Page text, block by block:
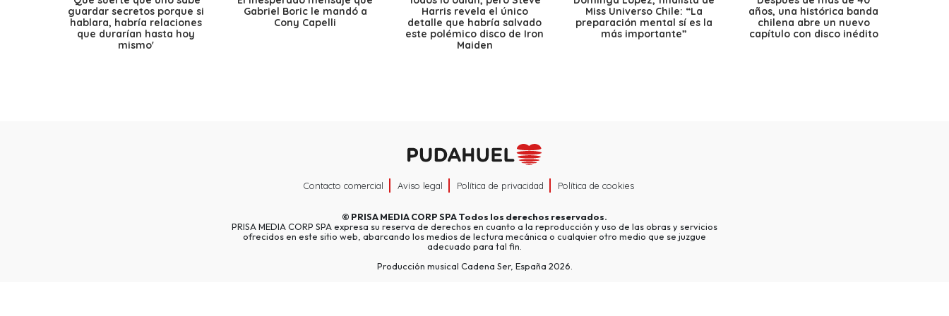
guardar secretos porque si
hablara, habría relaciones
que durarían hasta hoy
mismo'
Gabriel Boric le mandó a
Cony Capelli
Harris revela el único
detalle que habría salvado
este polémico disco de Iron
Maiden
Miss Universo Chile: “La
preparación mental sí es la
más importante”
años, una histórica banda
chilena abre un nuevo
capítulo con disco inédito
Contacto comercial Aviso legal Política de privacidad Política de cookies
© PRISA MEDIA CORP SPATodos los derechos reservados.
PRISA MEDIA CORP SPA expresa su reserva de derechos en cuanto a la reproducción y uso de las obras y servicios
ofrecidos en este sitio web, abarcando los medios de lectura mecánica o cualquier otro medio que se juzgue
adecuado para tal fin.
Producción musical Cadena Ser, España 2026.